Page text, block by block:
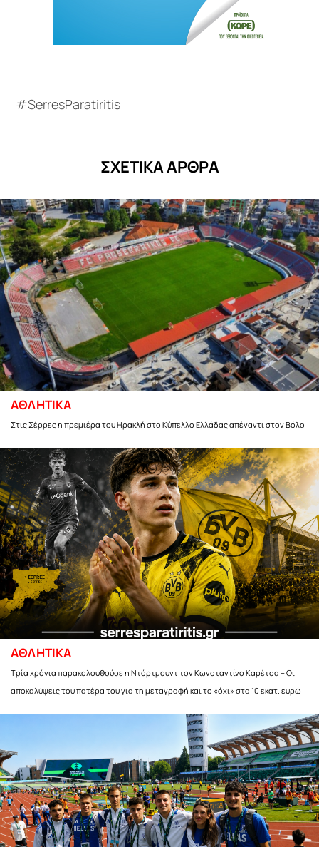
#SerresParatiritis
ΣΧΕΤΙΚΑ ΑΡΘΡΑ
ΑΘΛΗΤΙΚΑ
Στις Σέρρες η πρεμιέρα του Ηρακλή στο Κύπελλο Ελλάδας απέναντι στον Βόλο
ΑΘΛΗΤΙΚΑ
Τρία χρόνια παρακολουθούσε η Ντόρτμουντ τον Κωνσταντίνο Καρέτσα – Οι
αποκαλύψεις του πατέρα του για τη μεταγραφή και το «όχι» στα 10 εκατ. ευρώ